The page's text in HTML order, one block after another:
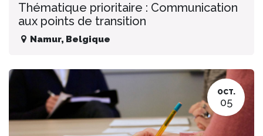
Thématique prioritaire : Communication
aux points de transition
Namur, Belgique
OCT.
05